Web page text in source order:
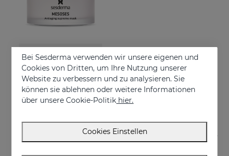
In den Warenkorb
MESOSES Mask
Supreme Anti-ageing Mask
€ 50,95
Bei Sesderma verwenden wir unsere eigenen und
Cookies von Dritten, um Ihre Nutzung unserer
Website zu verbessern und zu analysieren. Sie
können sie ablehnen oder weitere Informationen
über unsere Cookie-Politik hier.
Cookies Einstellen